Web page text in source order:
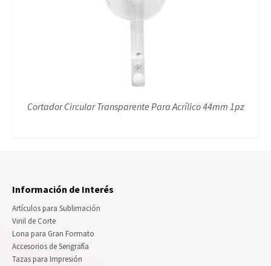
Cortador Circular Transparente Para Acrílico 44mm 1pz
Información de Interés
Artículos para Sublimación
Vinil de Corte
Lona para Gran Formato
Accesorios de Serigrafía
Tazas para Impresión